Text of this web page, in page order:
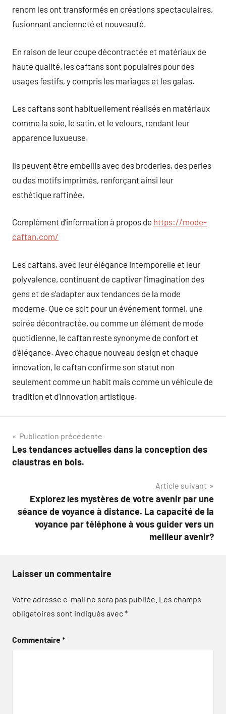
renom les ont transformés en créations spectaculaires,
fusionnant ancienneté et nouveauté.
En raison de leur coupe décontractée et matériaux de
haute qualité, les caftans sont populaires pour des
usages festifs, y compris les mariages et les galas.
Les caftans sont habituellement réalisés en matériaux
comme la soie, le satin, et le velours, rendant leur
apparence luxueuse.
Ils peuvent être embellis avec des broderies, des perles
ou des motifs imprimés, renforçant ainsi leur
esthétique raffinée.
Complément d’information à propos de https://mode-
caftan.com/
Les caftans, avec leur élégance intemporelle et leur
polyvalence, continuent de captiver l’imagination des
gens et de s’adapter aux tendances de la mode
moderne. Que ce soit pour un événement formel, une
soirée décontractée, ou comme un élément de mode
quotidienne, le caftan reste synonyme de confort et
d’élégance. Avec chaque nouveau design et chaque
innovation, le caftan confirme son statut non
seulement comme un habit mais comme un véhicule de
tradition et d’innovation artistique.
Navigation
de
Publication précédente
Les tendances actuelles dans la conception des
claustras en bois.
Article suivant
Explorez les mystères de votre avenir par une
séance de voyance à distance. La capacité de la
voyance par téléphone à vous guider vers un
meilleur avenir?
Laisser un commentaire
Votre adresse e-mail ne sera pas publiée. Les champs
obligatoires sont indiqués avec*
Commentaire*